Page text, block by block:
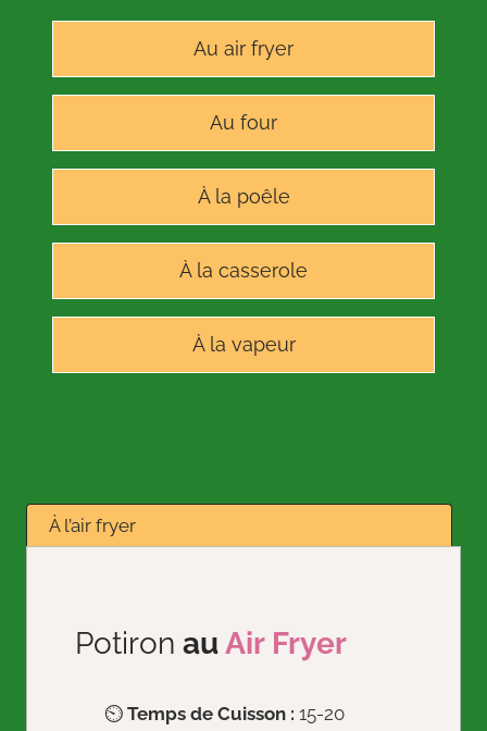
Au air fryer
Au four
À la poêle
À la casserole
À la vapeur
À l’air fryer
Potiron auAir Fryer
⏲️ Temps de Cuisson : 15-20